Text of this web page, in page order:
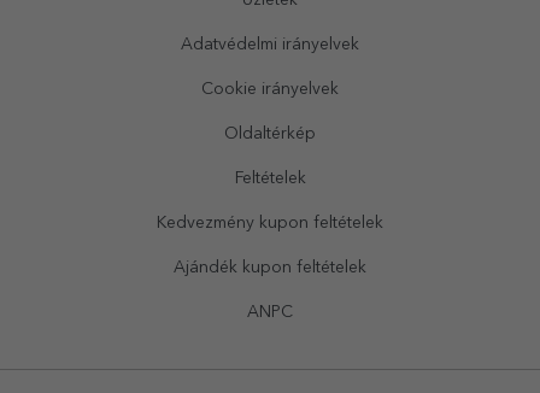
Adatvédelmi irányelvek
Cookie irányelvek
Oldaltérkép
Feltételek
Kedvezmény kupon feltételek
Ajándék kupon feltételek
ANPC